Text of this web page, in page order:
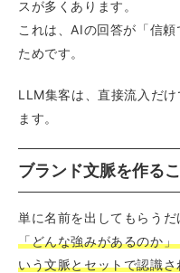
スが多くあります。
これは、AIの回答が「信
ためです。
LLM集客は、直接流入だ
ます。
ブランド文脈を作る
単に名前を出してもらうだ
「どんな強みがあるのか
いう文脈とセットで認識